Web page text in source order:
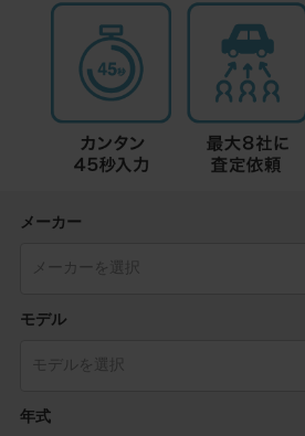
メーカー
モデル
年式